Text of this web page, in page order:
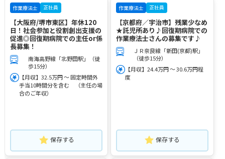
作業療法士 正社員
【大阪府/堺市東区】年休120
日！社会参加と役割創出支援の
促進◎回復期病院での主任or係
長募集！
南海高野線「北野田駅」（徒
歩15分）
【月収】32.5万円 ～ 固定時間外
手当10時間分を含む （主任の場
合のご年収）
保存する
作業療法士 正社員
【京都府／宇治市】残業少なめ
★託児所あり♪回復期病院での
作業療法士さんの募集です♪
ＪＲ奈良線「新田(京都)駅」
（徒歩15分）
【月収】24.4万円 ～ 30.6万円程
度
保存する